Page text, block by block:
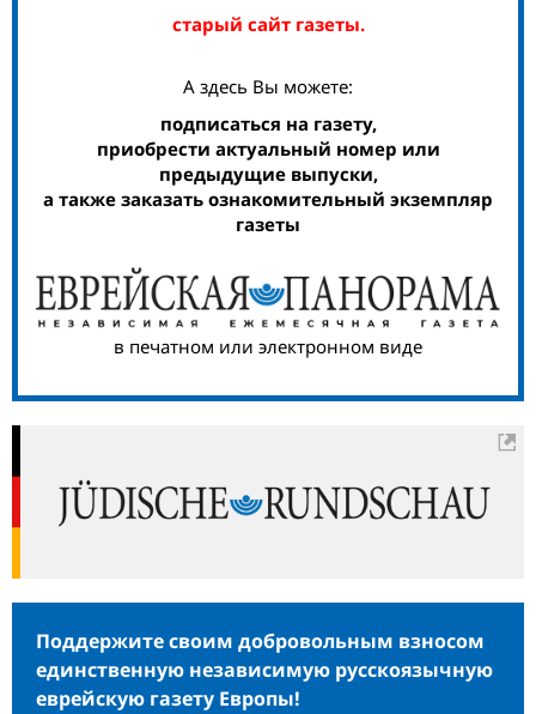
старый сайт газеты.
А здесь Вы можете:
подписаться на газету,
приобрести актуальный номер или
предыдущие выпуски,
а также заказать ознакомительный экземпляр
газеты
в печатном или электронном виде
Поддержите своим добровольным взносом
единственную независимую русскоязычную
еврейскую газету Европы!